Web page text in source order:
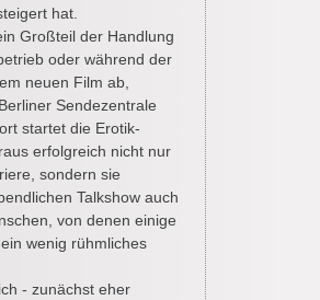
hat.
Großteil der Handlung
oder während der
neuen Film ab,
Sendezentrale
startet die Erotik-
erfolgreich nicht nur
sondern sie
Talkshow auch
von denen einige
wenig rühmliches
- zunächst eher